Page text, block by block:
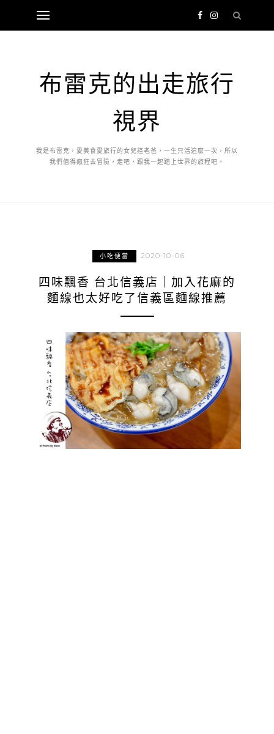
布雷克的出走旅行
視界
我是布雷克，愛美食愛旅行的女兒控老爸，一生只活這麼一次，所以
我們值得瘋狂去冒險，走吧，跟我一起踏上世界的旅程吧。
小吃便當 2020-10-06
四味飄香 台北信義店｜加入花麻的
麵線也太好吃了信義區麵線推薦